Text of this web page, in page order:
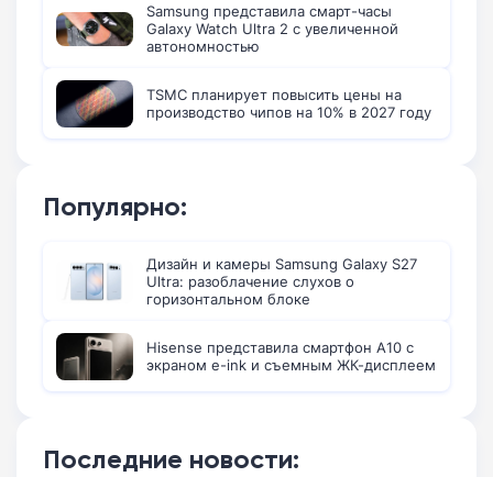
Samsung представила смарт-часы
Galaxy Watch Ultra 2 с увеличенной
автономностью
TSMC планирует повысить цены на
производство чипов на 10% в 2027 году
Популярно:
Дизайн и камеры Samsung Galaxy S27
Ultra: разоблачение слухов о
горизонтальном блоке
Hisense представила смартфон A10 с
экраном e-ink и съемным ЖК-дисплеем
Последние новости: